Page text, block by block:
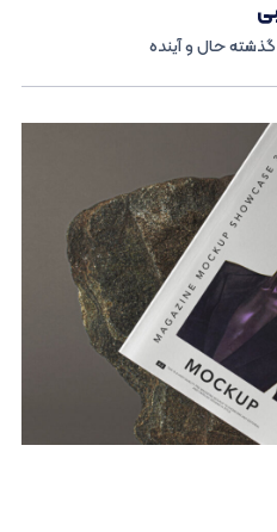
حال و آینده